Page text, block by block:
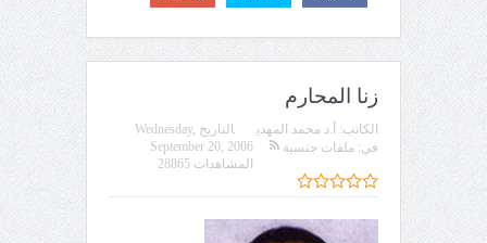
زنا المحارم
الكاتب: أ.د محمد المهدي التاريخ Wednesday,
September 20, 2006
في: ملفات جنسية
المشاهدات 28865